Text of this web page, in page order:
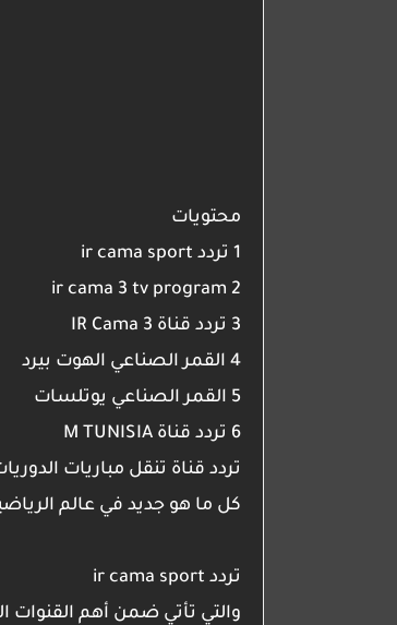
محتويات
1 تردد ir cama sport
2 ir cama 3 tv program
3 تردد قناة IR Cama 3
4 القمر الصناعي الهوت بيرد
5 القمر الصناعي يوتلسات
6 تردد قناة M TUNISIA
كل ما هو جديد في عالم
تردد ir cama sport
والتي تأتي ضمن أهم القنوات